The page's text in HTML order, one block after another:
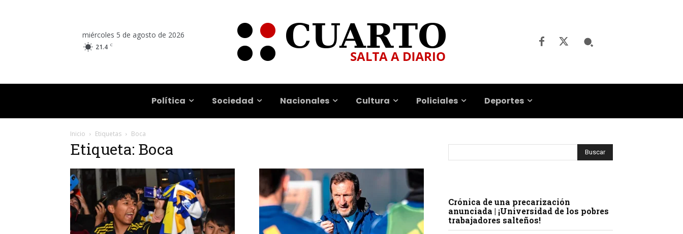
miércoles 5 de agosto de 2026
21.4 C
Política Sociedad Nacionales Cultura Policiales Deportes
Inicio Etiquetas Boca
Etiqueta: Boca
Crónica de una precarización
anunciada | ¡Universidad de los pobres
trabajadores salteños!